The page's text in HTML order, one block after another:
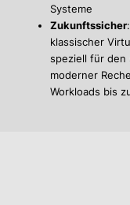
Systeme
Zukunftssicher
klassischer
speziell für den
moderner
Workloads bis